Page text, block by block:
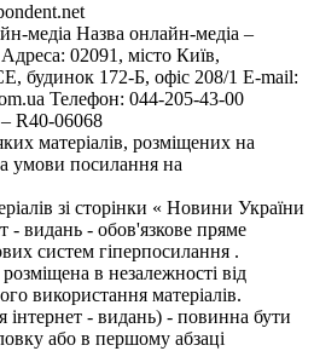
медіа Назва онлайн-медіа –
02091, місто Київ,
172-Б, офіс 208/1 E-mail:
Телефон: 044-205-43-00
– R40-06068
матеріалів, розміщених на
умови посилання на
зі сторінки « Новини України
- видань - обов'язкове пряме
систем гіперпосилання .
в незалежності від
використання матеріалів.
інтернет - видань) - повинна бути
або в першому абзаці